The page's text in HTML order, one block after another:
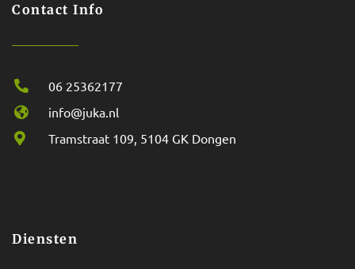
Contact Info
06 25362177
info@juka.nl
Tramstraat 109, 5104 GK Dongen
Diensten